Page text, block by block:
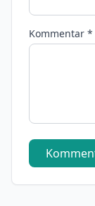
Kommentar *